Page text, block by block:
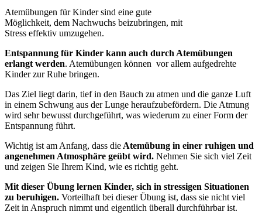
Atemübungen für Kinder sind eine gute
Möglichkeit, dem Nachwuchs beizubringen, mit
Stress effektiv umzugehen.
Entspannung für Kinder kann auch durch Atemübungen
erlangt werden. Atemübungen können vor allem aufgedrehte
Kinder zur Ruhe bringen.
Das Ziel liegt darin, tief in den Bauch zu atmen und die ganze Luft
in einem Schwung aus der Lunge heraufzubefördern. Die Atmung
wird sehr bewusst durchgeführt, was wiederum zu einer Form der
Entspannung führt.
Wichtig ist am Anfang, dass die Atemübung in einer ruhigen und
angenehmen Atmosphäre geübt wird. Nehmen Sie sich viel Zeit
und zeigen Sie Ihrem Kind, wie es richtig geht.
Mit dieser Übung lernen Kinder, sich in stressigen Situationen
zu beruhigen. Vorteilhaft bei dieser Übung ist, dass sie nicht viel
Zeit in Anspruch nimmt und eigentlich überall durchführbar ist.